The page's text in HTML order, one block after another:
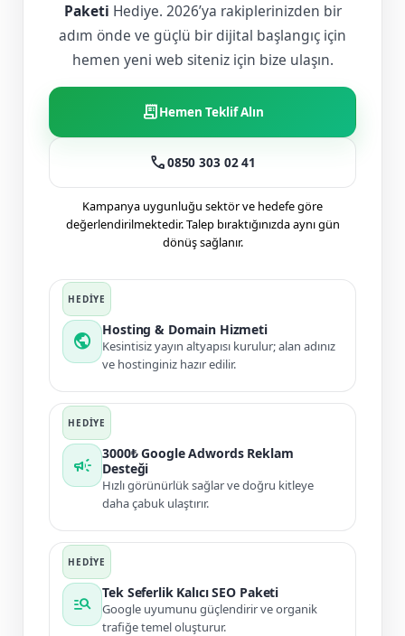
Paketi Hediye. 2026’ya rakiplerinizden bir
adım önde ve güçlü bir dijital başlangıç için
hemen yeni web siteniz için bize ulaşın.
receipt_longHemen Teklif Alın
call0850 303 02 41
Kampanya uygunluğu sektör ve hedefe göre
değerlendirilmektedir. Talep bıraktığınızda aynı gün
dönüş sağlanır.
public
Hosting & Domain Hizmeti
Kesintisiz yayın altyapısı kurulur; alan adınız
ve hostinginiz hazır edilir.
campaign
3000₺ Google Adwords Reklam
Desteği
Hızlı görünürlük sağlar ve doğru kitleye
daha çabuk ulaştırır.
manage_search
Tek Seferlik Kalıcı SEO Paketi
Google uyumunu güçlendirir ve organik
trafiğe temel oluşturur.